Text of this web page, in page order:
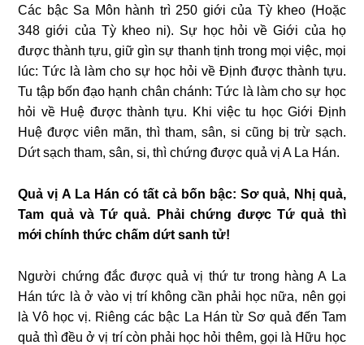
Các bậc Sa Môn hành trì 250 giới của Tỳ kheo (Hoặc
348 giới của Tỳ kheo ni). Sự học hỏi về Giới của họ
được thành tựu, giữ gìn sự thanh tịnh trong mọi việc, mọi
lúc: Tức là làm cho sự học hỏi về Định được thành tựu.
Tu tập bốn đạo hạnh chân chánh: Tức là làm cho sự học
hỏi về Huệ được thành tựu. Khi việc tu học Giới Định
Huệ được viên mãn, thì tham, sân, si cũng bị trừ sạch.
Dứt sạch tham, sân, si, thì chứng được quả vị A La Hán.
Quả vị A La Hán có tất cả bốn bậc: Sơ quả, Nhị quả,
Tam quả và Tứ quả. Phải chứng được Tứ quả thì
mới chính thức chấm dứt sanh tử!
Người chứng đắc được quả vị thứ tư trong hàng A La
Hán tức là ở vào vị trí không cần phải học nữa, nên gọi
là Vô học vị. Riêng các bậc La Hán từ Sơ quả đến Tam
quả thì đều ở vị trí còn phải học hỏi thêm, gọi là Hữu học